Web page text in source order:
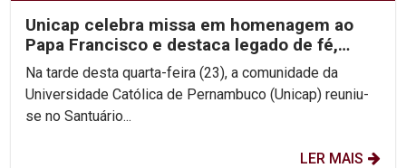
Unicap celebra missa em homenagem ao
Papa Francisco e destaca legado de fé,
simplicidade e...
Na tarde desta quarta-feira (23), a comunidade da
Universidade Católica de Pernambuco (Unicap) reuniu-
se no Santuário...
LER MAIS